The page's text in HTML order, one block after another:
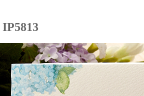
IP5813